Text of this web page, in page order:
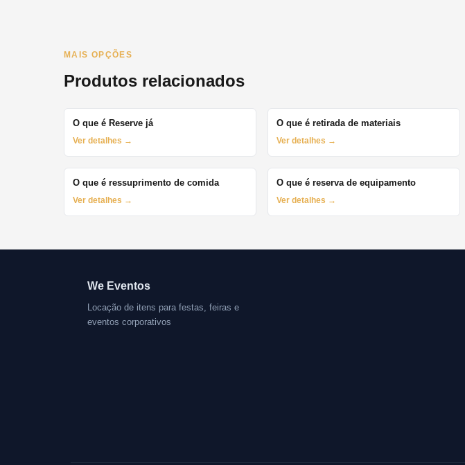
MAIS OPÇÕES
Produtos relacionados
O que é Reserve já
Ver detalhes →
O que é retirada de materiais
Ver detalhes →
O que é ressuprimento de comida
Ver detalhes →
O que é reserva de equipamento
Ver detalhes →
We Eventos
Locação de itens para festas, feiras e
eventos corporativos